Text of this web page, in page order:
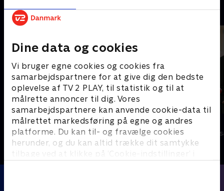
Dine data og cookies
Vi bruger egne cookies og cookies fra
samarbejdspartnere for at give dig den bedste
oplevelse af TV 2 PLAY, til statistik og til at
målrette annoncer til dig. Vores
samarbejdspartnere kan anvende cookie-data til
målrettet markedsføring på egne og andres
platforme. Du kan til- og fravælge cookies
herunder, og du kan altid trække dit samtykke
tilbage ved at klikke på ’Cookie-indstillinger’ i
Andre så også
Klovn
Komedie • 11 sæsoner
Stormester
TV-Shows • 10